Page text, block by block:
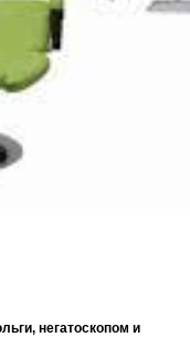
негатоскопом и